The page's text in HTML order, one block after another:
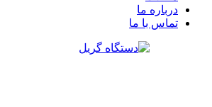
درباره ما
تماس با ما